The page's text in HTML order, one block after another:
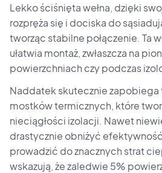
Lekko ściśnięta wełna, dzięki
rozpręża się i dociska do
tworząc stabilne połączenie. Ta
ułatwia montaż, zwłaszcza na
powierzchniach czy podczas
Naddatek skutecznie zapobiega
mostków termicznych, które
nieciągłości izolacji. Nawet
drastycznie obniżyć
prowadzić do znacznych strat
wskazują, że zaledwie 5%